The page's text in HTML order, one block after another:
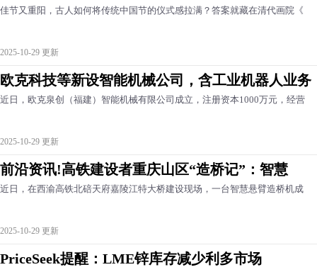
佳节又重阳，古人如何将传统中国节的仪式感拉满？答案就藏在清代画院《
2025-10-29 更新
欧克科技等新设智能机械公司，含工业机器人业务
近日，欧克泉创（福建）智能机械有限公司成立，注册资本1000万元，经营
2025-10-29 更新
前沿资讯!高铁建设者重庆山区“造桥记”：智慧
近日，在西渝高铁北碚天府嘉陵江特大桥建设现场，一台智慧悬臂造桥机成
2025-10-29 更新
PriceSeek提醒：LME锌库存减少利多市场